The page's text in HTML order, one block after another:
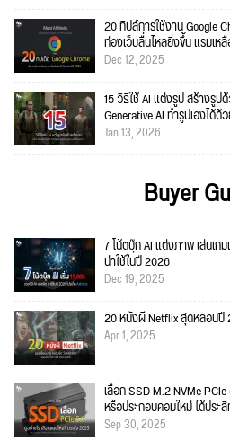
20 ทิปส์การใช้งาน Google
ท่องเว็บลื่นไหลยิ่งขึ้น แรมเห
Dec 12, 2025
15 วิธีใช้ AI แต่งรูป สร้างรูป
Generative AI ทำรูปเองได้ด้
Jan 13, 2026
Buyer
7 โน้ตบุ๊ก AI แต่งภาพ เล่นเก
น่าใช้ในปี 2026
Dec 19, 2025
20 หนังผี Netflix สุดหลอนปี
Apr 1, 2025
เลือก SSD M.2 NVMe
หรือประกอบคอมใหม่ ได้ปร
Sep 30, 2025